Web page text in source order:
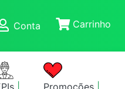
Conta
Carrinho
Promoções